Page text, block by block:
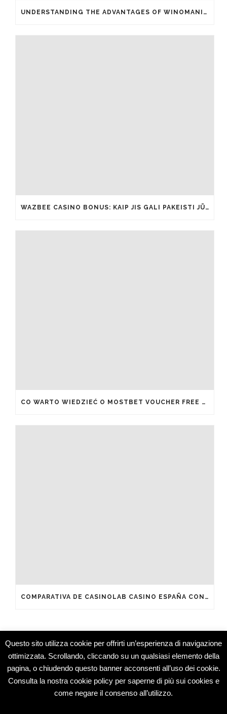
UNDERSTANDING THE ADVANTAGES OF WINOMANIA CASINO FREE SPINS
WAZBEE CASINO BONUS: KAIP JIS GALI PAKEISTI JŪSŲ ŽAIDIMŲ PATIRTĮ IŠ ESMĖS
CO WARTO WIEDZIEĆ O MOSTBET VOUCHER FREE SPINS I JAK JE ODEBRAĆ
COMPARATIVA DE CASINOLAB CASINO ESPAÑA CON OTROS OPERADORES DEL MERCADO
Studio Medico Montesarchio © 2015 -
Specialisti
Dermatologia e Medicina Estetica
Questo sito utilizza cookie per offrirti un’esperienza di navigazione
ottimizzata. Scrollando, cliccando su un qualsiasi elemento della
pagina, o chiudendo questo banner acconsenti all’uso dei cookie.
Consulta la nostra cookie policy per saperne di più sui cookies e
come negare il consenso all’utilizzo.